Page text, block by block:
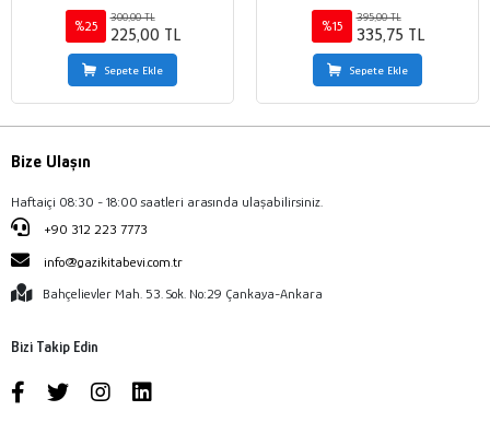
%25
300,00 TL
225,00 TL
Sepete Ekle
%15
395,00 TL
335,75 TL
Sepete Ekle
Bize Ulaşın
Haftaiçi 08:30 - 18:00 saatleri arasında ulaşabilirsiniz.
+90 312 223 7773
info@gazikitabevi.com.tr
Bahçelievler Mah. 53. Sok. No:29 Çankaya-Ankara
Bizi Takip Edin